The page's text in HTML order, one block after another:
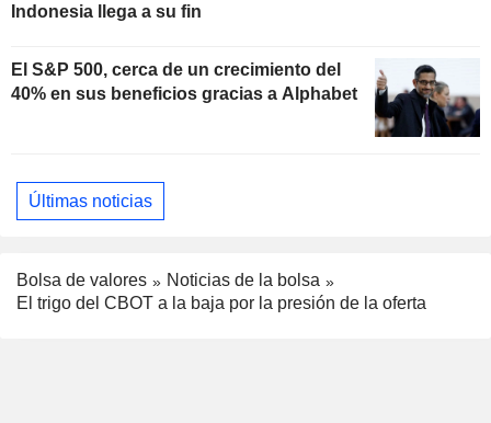
Indonesia llega a su fin
El S&P 500, cerca de un crecimiento del
40% en sus beneficios gracias a Alphabet
Últimas noticias
Bolsa de valores
Noticias de la bolsa
El trigo del CBOT a la baja por la presión de la oferta